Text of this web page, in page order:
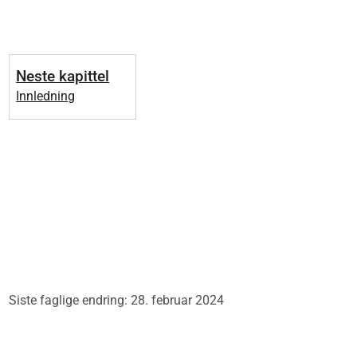
Neste kapittel
Innledning
Siste faglige endring: 28. februar 2024